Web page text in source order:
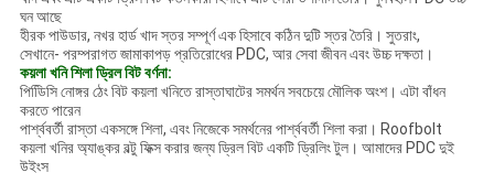
ঘন আছে
হীরক পাউডার, নখর হার্ড খাদ স্তর সম্পূর্ণ এক হিসাবে কঠিন দুটি স্তর তৈরি। সুতরাং,
সেখানে- পরম্পরাগত জামাকাপড় প্রতিরোধের PDC, আর সেবা জীবন এবং উচ্চ দক্ষতা।
কয়লা খনি শিলা ড্রিল বিট বর্ণনা:
পিডিিসি নোঙ্গর ঠেং বিট কয়লা খনিতে রাস্তাঘাটের সমর্থন সবচেয়ে মৌলিক অংশ। এটা বাঁধন
করতে পারেন
পার্শ্ববর্তী রাস্তা একসঙ্গে শিলা, এবং নিজেকে সমর্থনের পার্শ্ববর্তী শিলা করা। Roofbolt
কয়লা খনির অ্যাঙ্কর বল্টু ফিক্স করার জন্য ড্রিল বিট একটি ড্রিলিং টুল। আমাদের PDC দুই
উইংস